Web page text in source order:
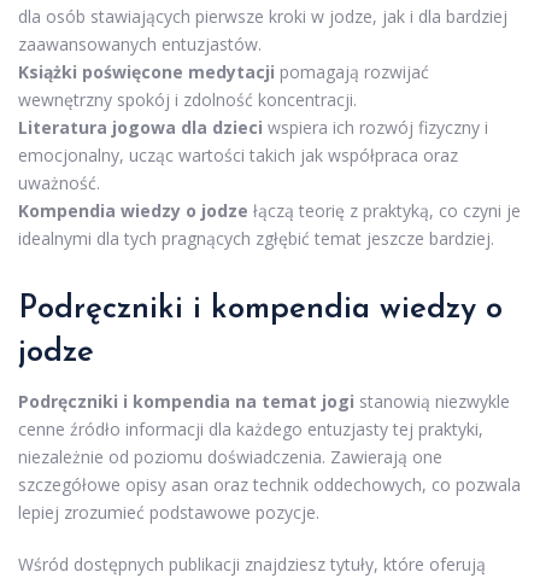
dla osób stawiających pierwsze kroki w jodze, jak i dla bardziej
zaawansowanych entuzjastów.
Książki poświęcone medytacji pomagają rozwijać
wewnętrzny spokój i zdolność koncentracji.
Literatura jogowa dla dzieci wspiera ich rozwój fizyczny i
emocjonalny, ucząc wartości takich jak współpraca oraz
uważność.
Kompendia wiedzy o jodze łączą teorię z praktyką, co czyni je
idealnymi dla tych pragnących zgłębić temat jeszcze bardziej.
Podręczniki i kompendia wiedzy o
jodze
Podręczniki i kompendia na temat jogi stanowią niezwykle
cenne źródło informacji dla każdego entuzjasty tej praktyki,
niezależnie od poziomu doświadczenia. Zawierają one
szczegółowe opisy asan oraz technik oddechowych, co pozwala
lepiej zrozumieć podstawowe pozycje.
Wśród dostępnych publikacji znajdziesz tytuły, które oferują